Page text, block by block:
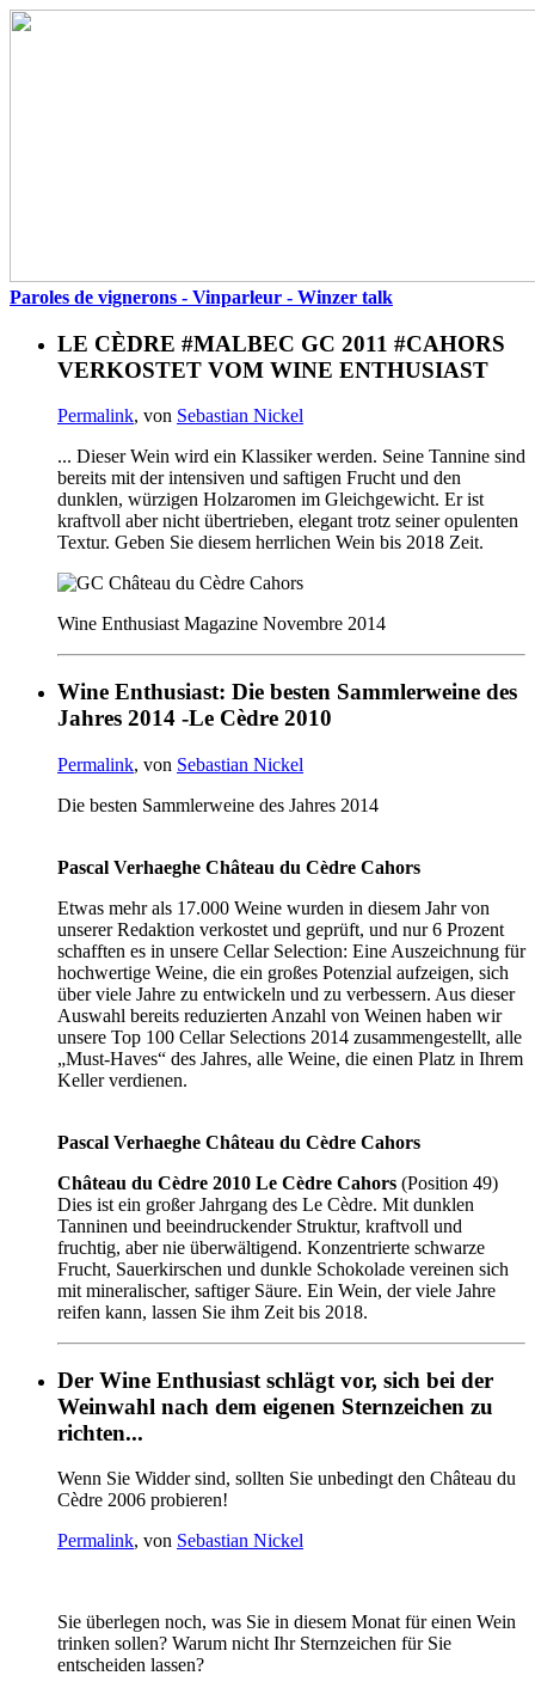
Paroles de vignerons - Vinparleur - Winzer talk
LE CÈDRE #MALBEC GC 2011 #CAHORS
VERKOSTET VOM WINE ENTHUSIAST
Permalink, von Sebastian Nickel
... Dieser Wein wird ein Klassiker werden. Seine Tannine sind
bereits mit der intensiven und saftigen Frucht und den
dunklen, würzigen Holzaromen im Gleichgewicht. Er ist
kraftvoll aber nicht übertrieben, elegant trotz seiner opulenten
Textur. Geben Sie diesem herrlichen Wein bis 2018 Zeit.
Wine Enthusiast Magazine Novembre 2014
Wine Enthusiast: Die besten Sammlerweine des
Jahres 2014 -Le Cèdre 2010
Permalink, von Sebastian Nickel
Die besten Sammlerweine des Jahres 2014
Pascal Verhaeghe Château du Cèdre Cahors
Etwas mehr als 17.000 Weine wurden in diesem Jahr von
unserer Redaktion verkostet und geprüft, und nur 6 Prozent
schafften es in unsere Cellar Selection: Eine Auszeichnung für
hochwertige Weine, die ein großes Potenzial aufzeigen, sich
über viele Jahre zu entwickeln und zu verbessern. Aus dieser
Auswahl bereits reduzierten Anzahl von Weinen haben wir
unsere Top 100 Cellar Selections 2014 zusammengestellt, alle
„Must-Haves“ des Jahres, alle Weine, die einen Platz in Ihrem
Keller verdienen.
Pascal Verhaeghe Château du Cèdre Cahors
Château du Cèdre 2010 Le Cèdre Cahors (Position 49)
Dies ist ein großer Jahrgang des Le Cèdre. Mit dunklen
Tanninen und beeindruckender Struktur, kraftvoll und
fruchtig, aber nie überwältigend. Konzentrierte schwarze
Frucht, Sauerkirschen und dunkle Schokolade vereinen sich
mit mineralischer, saftiger Säure. Ein Wein, der viele Jahre
reifen kann, lassen Sie ihm Zeit bis 2018.
Der Wine Enthusiast schlägt vor, sich bei der
Weinwahl nach dem eigenen Sternzeichen zu
richten...
Wenn Sie Widder sind, sollten Sie unbedingt den Château du
Cèdre 2006 probieren!
Permalink, von Sebastian Nickel
Sie überlegen noch, was Sie in diesem Monat für einen Wein
trinken sollen? Warum nicht Ihr Sternzeichen für Sie
entscheiden lassen?